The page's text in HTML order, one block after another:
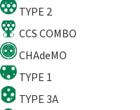
TYPE 2
CCS COMBO
CHAdeMO
TYPE 1
TYPE 3A